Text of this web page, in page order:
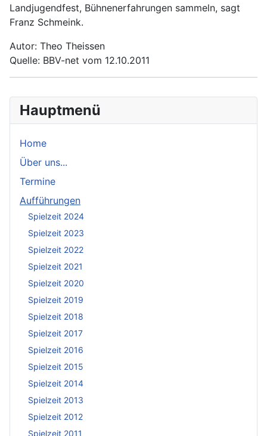
Hauptmenü
Home
Über uns...
Termine
Aufführungen
Spielzeit 2024
Spielzeit 2023
Spielzeit 2022
Spielzeit 2021
Spielzeit 2020
Spielzeit 2019
Spielzeit 2018
Spielzeit 2017
Spielzeit 2016
Spielzeit 2015
Spielzeit 2014
Spielzeit 2013
Spielzeit 2012
Spielzeit 2011
Landjugendfest, Bühnenerfahrungen sammeln, sagt
Franz Schmeink.
Autor: Theo Theissen
Quelle: BBV-net vom 12.10.2011